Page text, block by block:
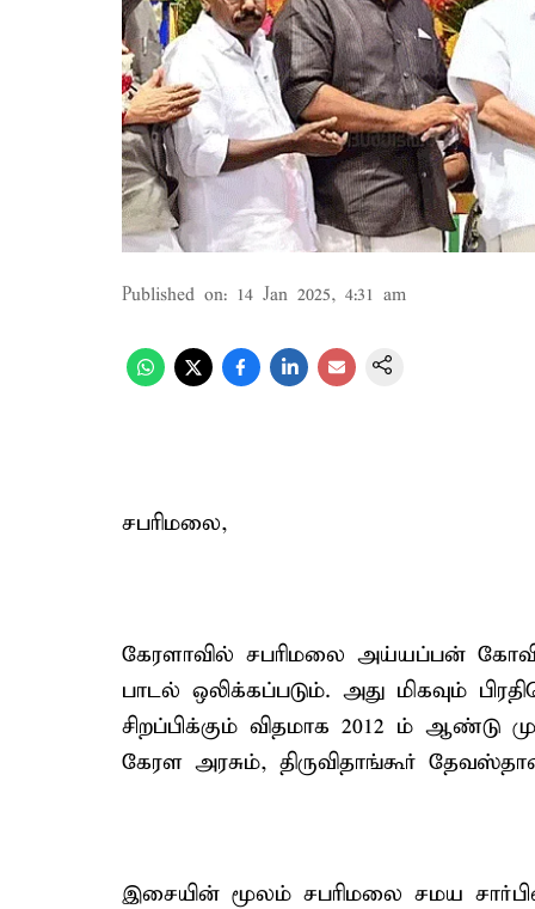
Published on: 14 Jan 2025, 4:31 am
சபரிமலை,
கேரளாவில் சபரிமலை அய்யப்பன்
பாடல் ஒலிக்கப்படும். அது மிகவும்
சிறப்பிக்கும் விதமாக 2012 ம் ஆண்டு
கேரள அரசும், திருவிதாங்கூர்
இசையின் மூலம் சபரிமலை சமய